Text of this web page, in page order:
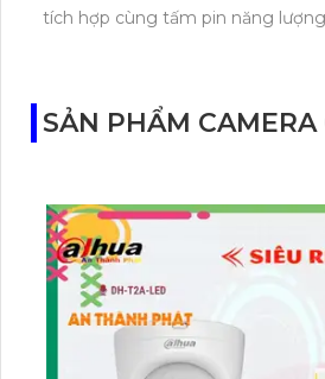
tích hợp cùng tấm pin năng lượng
SẢN PHẨM CAMERA